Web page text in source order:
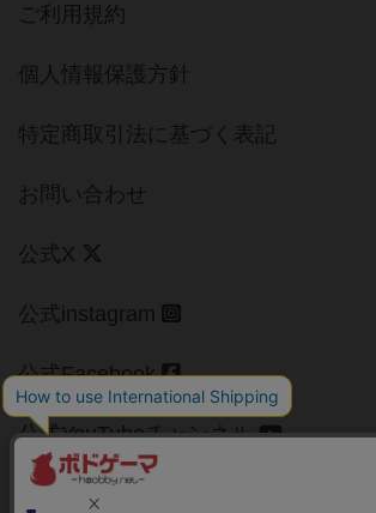
ご利用規約
個人情報保護方針
特定商取引法に基づく表記
お問い合わせ
公式X
公式instagram
公式Facebook
公式YouTubeチャンネル